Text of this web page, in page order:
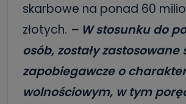
skarbowe na ponad 60
złotych. – W stosunku do
osób, zostały zastosowane
zapobiegawcze o
wolnościowym, w tym